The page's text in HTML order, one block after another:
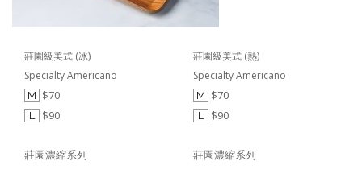
莊園級美式 (冰)
Specialty Americano
M $70
L $90
莊園濃縮系列
莊園級美式 (熱)
Specialty Americano
M $70
L $90
莊園濃縮系列